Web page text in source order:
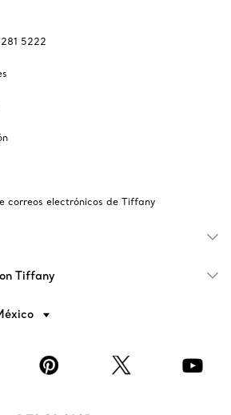
5222
correos electrónicos de Tiffany
Tiffany